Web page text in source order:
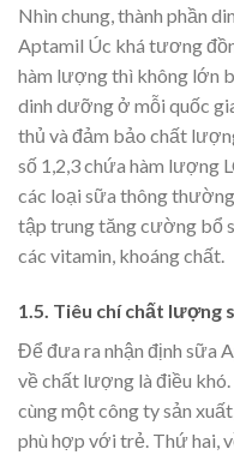
Nhìn chung, thành phần
Aptamil Úc khá tương
hàm lượng thì không lớn
dinh dưỡng ở mỗi quốc
thủ và đảm bảo chất
số 1,2,3 chứa hàm lượng
các loại sữa thông
tập trung tăng cường bổ
các vitamin, khoáng chất.
1.5. Tiêu chí chất lượng
Để đưa ra nhận định sữa
về chất lượng là điều
cùng một công ty sản
phù hợp với trẻ. Thứ hai,